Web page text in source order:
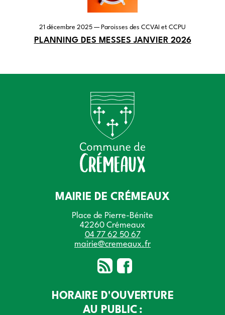
21 décembre 2025 — Paroisses des CCVAI et CCPU
PLANNING DES MESSES JANVIER 2026
MAIRIE DE CRÉMEAUX
Place de Pierre-Bénite
42260 Crémeaux
04 77 62 50 67
mairie@cremeaux.fr
HORAIRE D'OUVERTURE
AU PUBLIC :